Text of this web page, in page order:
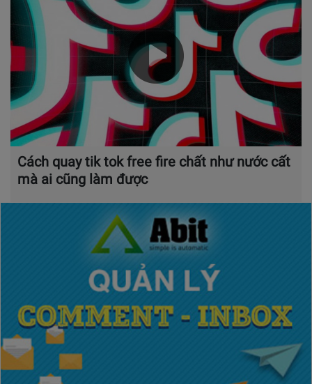
Cách quay tik tok free fire chất như nước cất
mà ai cũng làm được